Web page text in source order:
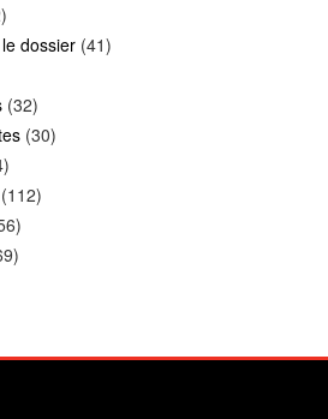
dossier (41)
(32)
(30)
(112)